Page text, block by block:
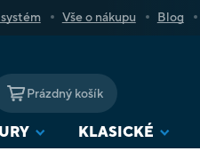
Vše o nákupu Blog
NÁKUPNÍ
KOŠÍK
Prázdný košík
KLASICKÉ